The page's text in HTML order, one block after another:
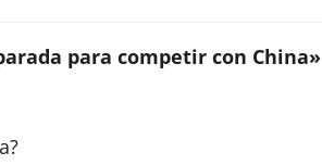
para competir con China»
?